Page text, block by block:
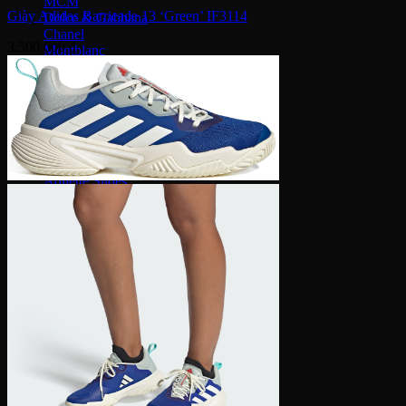
Dolce & Gabbana
Chanel
Montblanc
Bape
Fila
Chloe
Bottega Veneta
Palm Angels
Yeezy Slide
Adidas
Adilette Slides
Dép Louis Vuitton
Dép Fear Of God
Dr. Martens
Dép Air Max
Bottega Veneta
Versace
Prada
Burberry
Giày Adidas Barricade 13 ‘Green’ IF3114
3,500,000₫